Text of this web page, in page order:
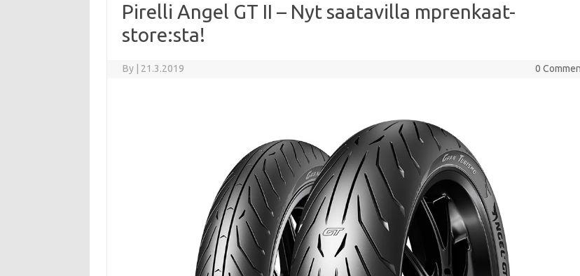
Pirelli Angel GT II – Nyt saatavilla mprenkaat-
store:sta!
By 21.3.2019 0